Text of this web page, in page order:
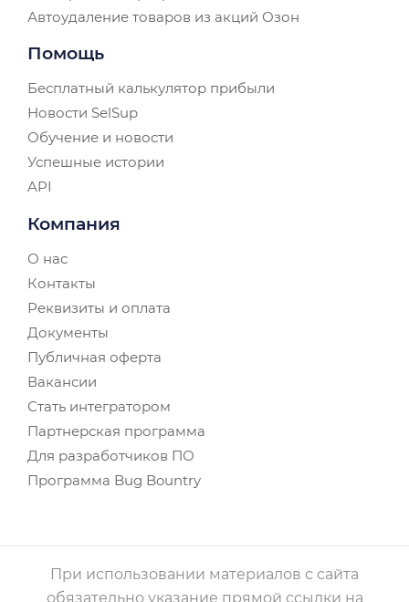
Автоудаление товаров из акций Озон
Помощь
Бесплатный калькулятор прибыли
Новости SelSup
Обучение и новости
Успешные истории
API
Компания
О нас
Контакты
Реквизиты и оплата
Документы
Публичная оферта
Вакансии
Стать интегратором
Партнерская программа
Для разработчиков ПО
Программа Bug Bountry
При использовании материалов с сайта
обязательно указание прямой ссылки на